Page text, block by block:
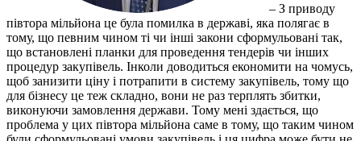
– З приводу
півтора мільйона це була помилка в державі, яка полягає в
тому, що певним чином ті чи інші закони сформульовані так,
що встановлені планки для проведення тендерів чи інших
процедур закупівель. Інколи доводиться економити на чомусь,
щоб занизити ціну і потрапити в систему закупівель, тому що
для бізнесу це теж складно, вони не раз терплять збитки,
виконуючи замовлення держави. Тому мені здається, що
проблема у цих півтора мільйона саме в тому, що таким чином